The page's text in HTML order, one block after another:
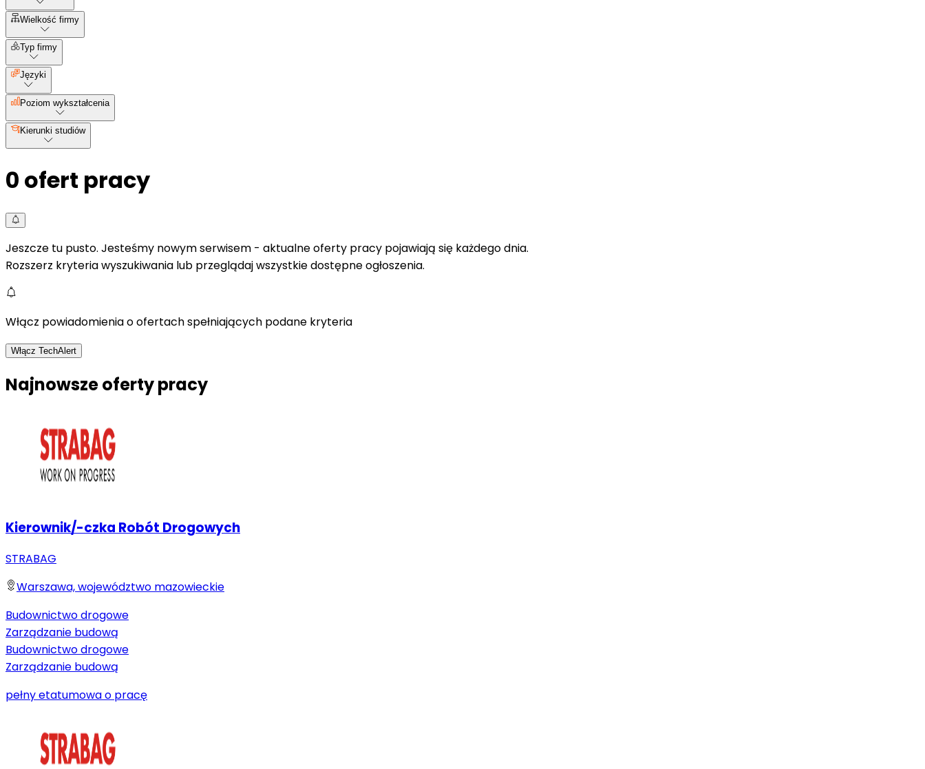
Wielkość firmy
Typ firmy
Języki
Poziom wykształcenia
Kierunki studiów
0 ofert pracy
Jeszcze tu pusto. Jesteśmy nowym serwisem - aktualne oferty pracy pojawiają się każdego dnia.
Rozszerz kryteria wyszukiwania lub przeglądaj wszystkie dostępne ogłoszenia.
Włącz powiadomienia o ofertach spełniających podane kryteria
Włącz TechAlert
Najnowsze oferty pracy
Kierownik/-czka Robót Drogowych
STRABAG
Warszawa, województwo mazowieckie
Budownictwo drogowe
Zarządzanie budową
Budownictwo drogowe
Zarządzanie budową
pełny etatumowa o pracę